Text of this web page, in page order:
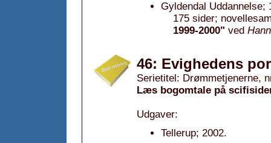
Gyldendal Uddannelse;
175 sider;
1999-2000" ved
46: Evighedens
Serietitel: Drømmetjenerne,
Læs bogomtale på
Udgaver:
Tellerup; 2002.